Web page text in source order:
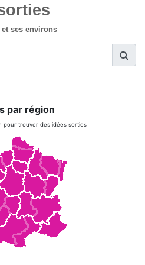
ses environs
par région
pour trouver des idées sorties